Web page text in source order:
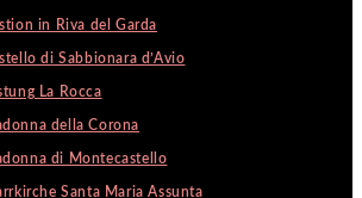
in Riva del Garda
di Sabbionara d’Avio
La Rocca
della Corona
di Montecastello
Santa Maria Assunta